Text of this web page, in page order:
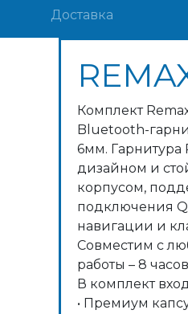
Доставка
Комплект
Bluetooth-
6мм. Гарнитура
дизайном и
корпусом,
подключения
навигации и
Совместим с
работы – 8
В комплект
• Премиум